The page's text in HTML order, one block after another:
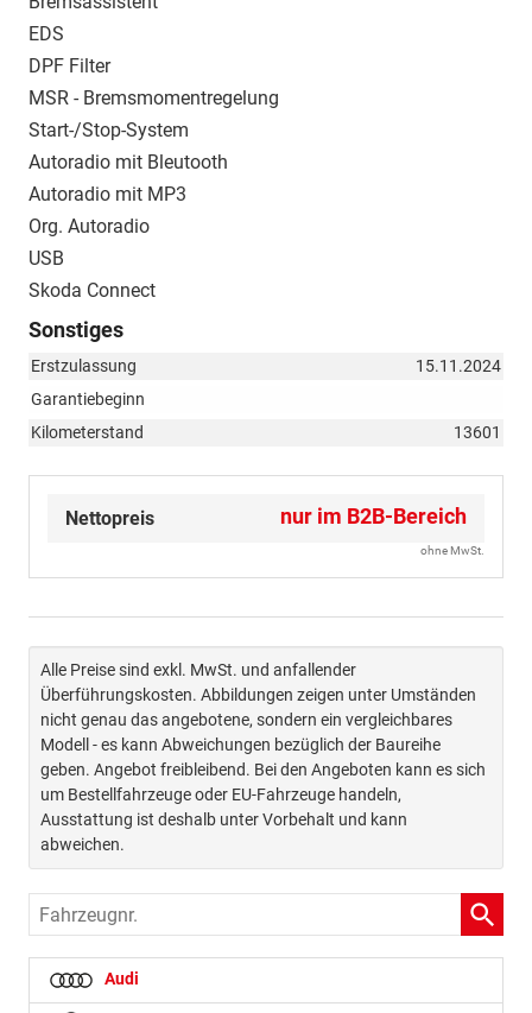
EDS
DPF Filter
MSR - Bremsmomentregelung
Start-/Stop-System
Autoradio mit Bleutooth
Autoradio mit MP3
Org. Autoradio
USB
Skoda Connect
Sonstiges
Erstzulassung
15.11.2024
Garantiebeginn
Kilometerstand
13601
Nettopreis nur im B2B-Bereich
ohne MwSt.
Alle Preise sind exkl. MwSt. und anfallender
Überführungskosten. Abbildungen zeigen unter Umständen
nicht genau das angebotene, sondern ein vergleichbares
Modell - es kann Abweichungen bezüglich der Baureihe
geben. Angebot freibleibend. Bei den Angeboten kann es sich
um Bestellfahrzeuge oder EU-Fahrzeuge handeln,
Ausstattung ist deshalb unter Vorbehalt und kann
abweichen.
Fahrzeugnr.
Audi